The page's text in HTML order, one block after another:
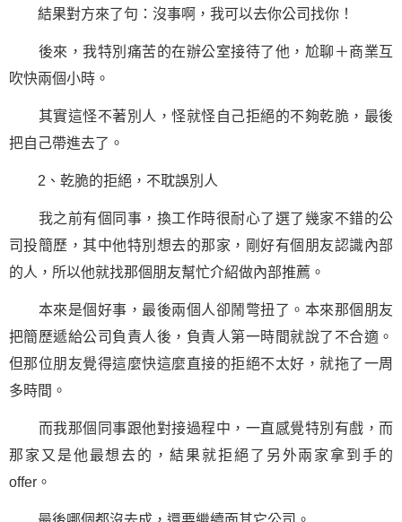
結果對方來了句：沒事啊，我可以去你公司找你！
後來，我特別痛苦的在辦公室接待了他，尬聊＋商業互
吹快兩個小時。
其實這怪不著別人，怪就怪自己拒絕的不夠乾脆，最後
把自己帶進去了。
2、乾脆的拒絕，不耽誤別人
我之前有個同事，換工作時很耐心了選了幾家不錯的公
司投簡歷，其中他特別想去的那家，剛好有個朋友認識內部
的人，所以他就找那個朋友幫忙介紹做內部推薦。
本來是個好事，最後兩個人卻鬧彆扭了。本來那個朋友
把簡歷遞給公司負責人後，負責人第一時間就說了不合適。
但那位朋友覺得這麼快這麼直接的拒絕不太好，就拖了一周
多時間。
而我那個同事跟他對接過程中，一直感覺特別有戲，而
那家又是他最想去的，結果就拒絕了另外兩家拿到手的
offer。